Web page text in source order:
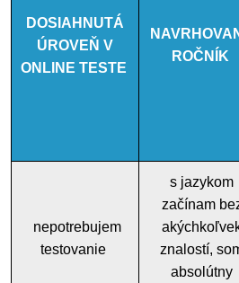
DOSIAHNUTÁ
ÚROVEŇ V
ONLINE TESTE
ROČNÍK
nepotrebujem
testovanie
s jazykom
začínam
znalostí,
absolútny